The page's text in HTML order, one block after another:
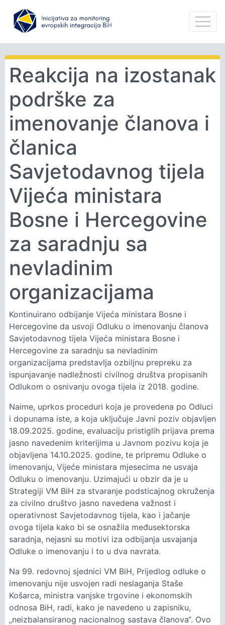
Reakcija na izostanak
podrške za
imenovanje članova i
članica
Savjetodavnog tijela
Vijeća ministara
Bosne i Hercegovine
za saradnju sa
nevladinim
organizacijama
Kontinuirano odbijanje Vijeća ministara Bosne i
Hercegovine da usvoji Odluku o imenovanju članova
Savjetodavnog tijela Vijeća ministara Bosne i
Hercegovine za saradnju sa nevladinim
organizacijama predstavlja ozbiljnu prepreku za
ispunjavanje nadležnosti civilnog društva propisanih
Odlukom o osnivanju ovoga tijela iz 2018. godine.
Naime, uprkos proceduri koja je provedena po Odluci
i dopunama iste, a koja uključuje Javni poziv objavljen
18.09.2025. godine, evaluaciju pristiglih prijava prema
jasno navedenim kriterijima u Javnom pozivu koja je
objavljena 14.10.2025. godine, te pripremu Odluke o
imenovanju, Vijeće ministara mjesecima ne usvaja
Odluku o imenovanju. Uzimajući u obzir da je u
Strategiji VM BiH za stvaranje podsticajnog okruženja
za civilno društvo jasno navedena važnost i
operativnost Savjetodavnog tijela, kao i jačanje
ovoga tijela kako bi se osnažila međusektorska
saradnja, nejasni su motivi iza odbijanja usvajanja
Odluke o imenovanju i to u dva navrata.
Na 99. redovnoj sjednici VM BiH, Prijedlog odluke o
imenovanju nije usvojen radi neslaganja Staše
Košarca, ministra vanjske trgovine i ekonomskih
odnosa BiH, radi, kako je navedeno u zapisniku,
„neizbalansiranog nacionalnog sastava članova“. Ovo